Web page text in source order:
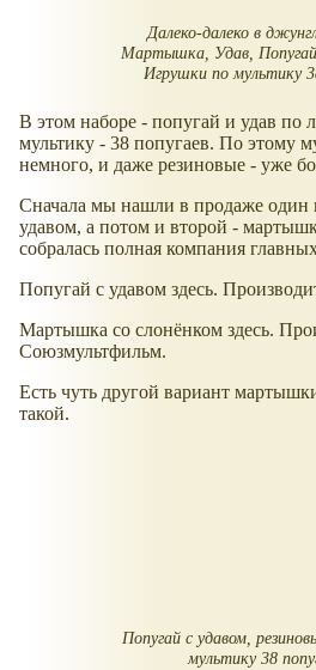
Далеко-далеко в
Мартышка, Удав, Попугай
Игрушки по мультику
В этом наборе - попугай и удав по
мультику - 38 попугаев. По этому
немного, и даже резиновые - уже
Сначала мы нашли в продаже один
удавом, а потом и второй -
собралась полная компания
Попугай с удавом здесь.
Мартышка со слонёнком здесь.
Союзмультфильм.
Есть чуть другой вариант
такой.
Попугай с удавом,
мультику 38